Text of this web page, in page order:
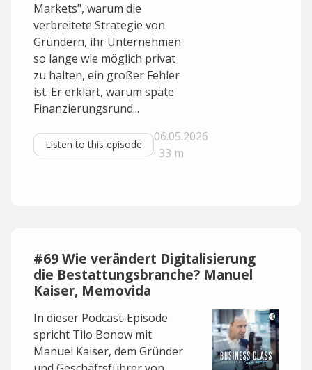
Markets", warum die
verbreitete Strategie von
Gründern, ihr Unternehmen
so lange wie möglich privat
zu halten, ein großer Fehler
ist. Er erklärt, warum späte
Finanzierungsrund...
Listen to this episode
06.05.2026
· 33 m
#69 Wie verändert Digitalisierung
die Bestattungsbranche? Manuel
Kaiser, Memovida
In dieser Podcast-Episode
spricht Tilo Bonow mit
Manuel Kaiser, dem Gründer